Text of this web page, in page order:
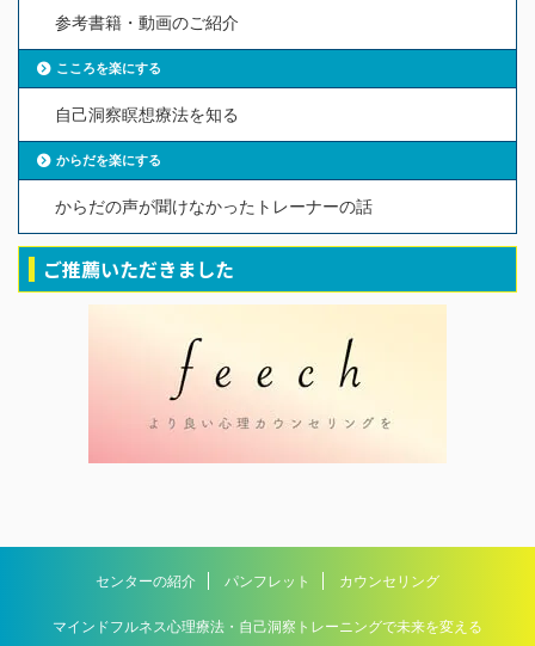
参考書籍・動画のご紹介
こころを楽にする
自己洞察瞑想療法を知る
からだを楽にする
からだの声が聞けなかったトレーナーの話
ご推薦いただきました
センターの紹介 パンフレット カウンセリング
マインドフルネス心理療法・自己洞察トレーニングで未来を変える